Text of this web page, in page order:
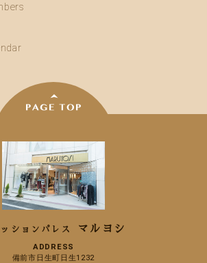
ッションパレス マルヨシ
ADDRESS
備前市日生町日生1232